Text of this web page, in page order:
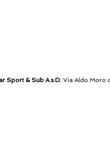
Sport & Sub A.s.D. Via Aldo Moro